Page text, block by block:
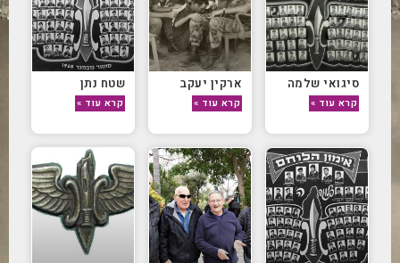
סיגואי שלמה
קרא עוד »
ארקין יעקב
קרא עוד »
שטח נתן
קרא עוד »